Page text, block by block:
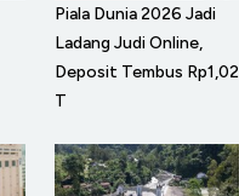
Piala Dunia 2026 Jadi
Ladang Judi Online,
Deposit Tembus Rp1,02
T